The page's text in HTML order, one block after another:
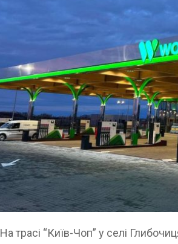
На трасі “Київ-Чоп” у селі